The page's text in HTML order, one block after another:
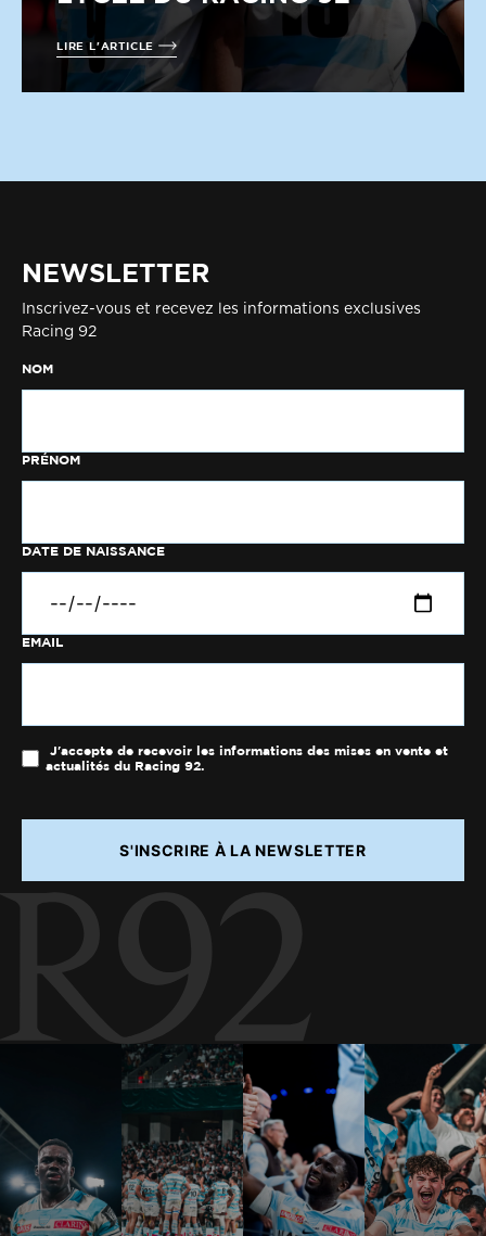
LIRE L'ARTICLE
NEWSLETTER
Inscrivez-vous et recevez les informations exclusives
Racing 92
NOM
PRÉNOM
DATE DE NAISSANCE
EMAIL
J'accepte de recevoir les informations des mises en vente et
actualités du Racing 92.
S'INSCRIRE À LA NEWSLETTER